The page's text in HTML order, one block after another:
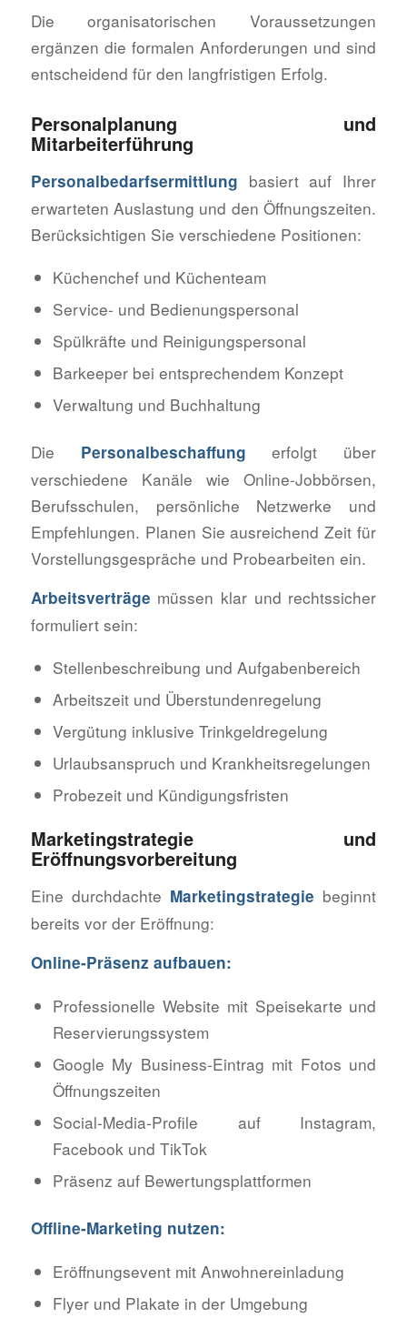
Die organisatorischen Voraussetzungen
ergänzen die formalen Anforderungen und sind
entscheidend für den langfristigen Erfolg.
Personalplanung und
Mitarbeiterführung
Personalbedarfsermittlung basiert auf Ihrer
erwarteten Auslastung und den Öffnungszeiten.
Berücksichtigen Sie verschiedene Positionen:
Küchenchef und Küchenteam
Service- und Bedienungspersonal
Spülkräfte und Reinigungspersonal
Barkeeper bei entsprechendem Konzept
Verwaltung und Buchhaltung
Die Personalbeschaffung erfolgt über
verschiedene Kanäle wie Online-Jobbörsen,
Berufsschulen, persönliche Netzwerke und
Empfehlungen. Planen Sie ausreichend Zeit für
Vorstellungsgespräche und Probearbeiten ein.
Arbeitsverträge müssen klar und rechtssicher
formuliert sein:
Stellenbeschreibung und Aufgabenbereich
Arbeitszeit und Überstundenregelung
Vergütung inklusive Trinkgeldregelung
Urlaubsanspruch und Krankheitsregelungen
Probezeit und Kündigungsfristen
Marketingstrategie und
Eröffnungsvorbereitung
Eine durchdachte Marketingstrategie beginnt
bereits vor der Eröffnung:
Online-Präsenz aufbauen:
Professionelle Website mit Speisekarte und
Reservierungssystem
Google My Business-Eintrag mit Fotos und
Öffnungszeiten
Social-Media-Profile auf Instagram,
Facebook und TikTok
Präsenz auf Bewertungsplattformen
Offline-Marketing nutzen:
Eröffnungsevent mit Anwohnereinladung
Flyer und Plakate in der Umgebung